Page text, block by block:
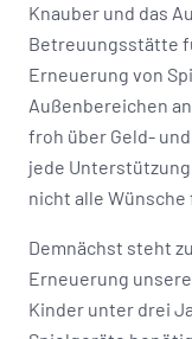
Knauber und das
Betreuungsstätte
Erneuerung von
Außenbereichen
froh über Geld-
jede
nicht alle
Demnächst steht
Erneuerung
Kinder unter drei